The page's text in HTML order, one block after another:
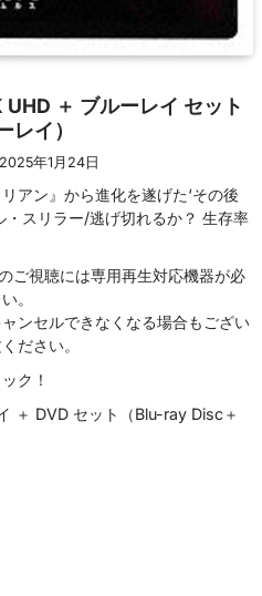
＋ ブルーレイ セット
レイ）
2025年1月24日
アン』から進化を遂げた‘その後
・スリラー/逃げ切れるか？ 生存率
視聴には専用再生対応機器が必
。
ンセルできなくなる場合もござい
ださい。
ク！
＋ DVD セット（Blu-ray Disc＋